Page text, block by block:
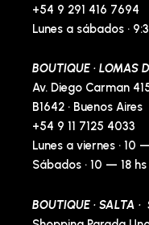
+54 9 291 416 7694
Lunes a sábados ·
BOUTIQUE · LOMAS
Av. Diego Carman
B1642 · Buenos Aires
+54 9 11 7125 4033
Lunes a viernes · 10
Sábados · 10 — 18 hs
BOUTIQUE · SALTA